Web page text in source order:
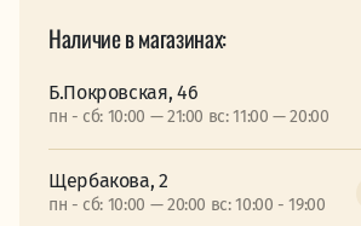
Наличие в магазинах:
Б.Покровская, 46
пн - сб: 10:00 — 21:00 вс: 11:00 — 20:00
Щербакова, 2
пн - сб: 10:00 — 20:00 вс: 10:00 - 19:00